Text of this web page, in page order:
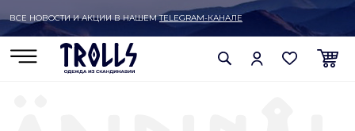
ВСЕ НОВОСТИ И АКЦИИ В НАШЕМTELEGRAM-КАНАЛЕ